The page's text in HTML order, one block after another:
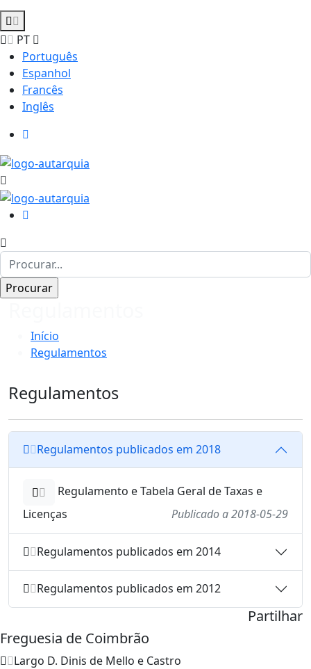
PT
Português
Espanhol
Francês
Inglês
Início
Regulamentos
Regulamentos
Regulamentos publicados em 2018
Regulamento e Tabela Geral de Taxas e
Licenças
Publicado a 2018-05-29
Regulamentos publicados em 2014
Regulamentos publicados em 2012
Partilhar
Freguesia de Coimbrão
Largo D. Dinis de Mello e Castro